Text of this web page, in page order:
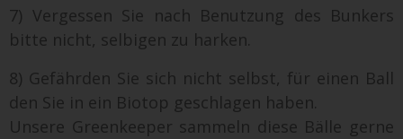
7) Vergessen Sie nach Benutzung des Bunkers
bitte nicht, selbigen zu harken.
8) Gefährden Sie sich nicht selbst, für einen Ball
den Sie in ein Biotop geschlagen haben.
Unsere Greenkeeper sammeln diese Bälle gerne